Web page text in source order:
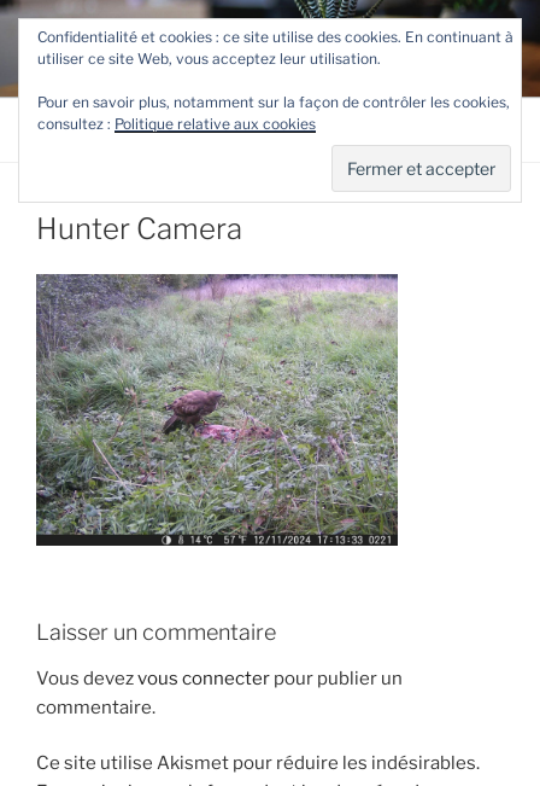
Aller
contenu
principal
TETEVE.FR
Le site de Teteve
Menu
Hunter Camera
Laisser un commentaire
Vous devezvous connecter pour publier un
commentaire.
Ce site utilise Akismet pour réduire les indésirables.
Confidentialité et cookies : ce site utilise des cookies. En continuant à
utiliser ce site Web, vous acceptez leur utilisation.
Pour en savoir plus, notamment sur la façon de contrôler les cookies,
consultez : Politique relative aux cookies